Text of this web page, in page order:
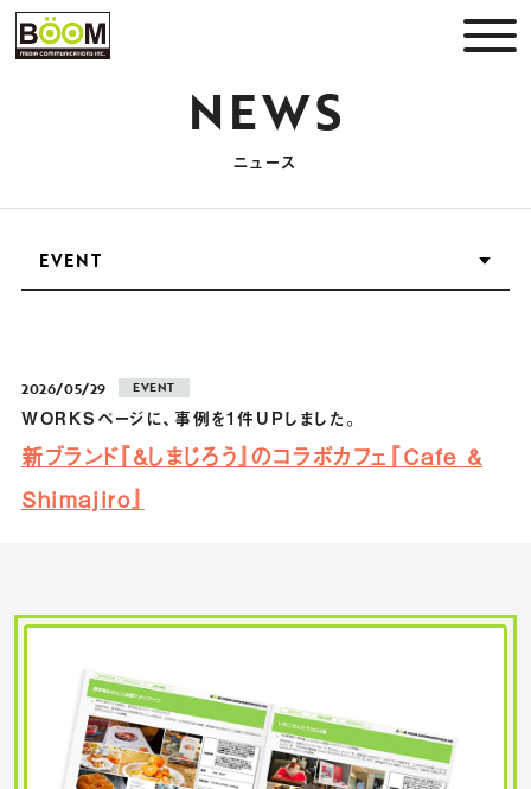
NEWS
ニュース
2026/05/29 EVENT
WORKSページに、事例を1件UPしました。
新ブランド『&しまじろう』のコラボカフェ『Cafe &
Shimajiro』